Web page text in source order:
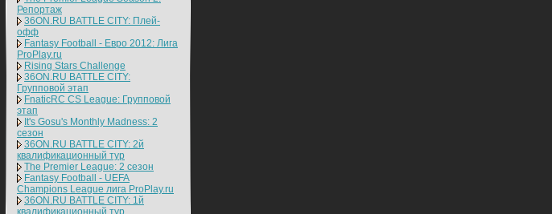
Репортаж
36ON.RU BATTLE CITY: Плей-
офф
Fantasy Football - Евро 2012: Лига
ProPlay.ru
Rising Stars Challenge
36ON.RU BATTLE CITY:
Групповой этап
FnaticRC CS League: Групповой
этап
It's Gosu's Monthly Madness: 2
сезон
36ON.RU BATTLE CITY: 2й
квалификационный тур
The Premier League: 2 cезон
Fantasy Football - UEFA
Champions League лига ProPlay.ru
36ON.RU BATTLE CITY: 1й
квалификационный тур